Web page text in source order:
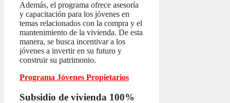
Además, el programa ofrece asesoría
y capacitación para los jóvenes en
temas relacionados con la compra y el
mantenimiento de la vivienda. De esta
manera, se busca incentivar a los
jóvenes a invertir en su futuro y
construir su patrimonio.
Programa Jóvenes Propietarios
Subsidio de vivienda 100%